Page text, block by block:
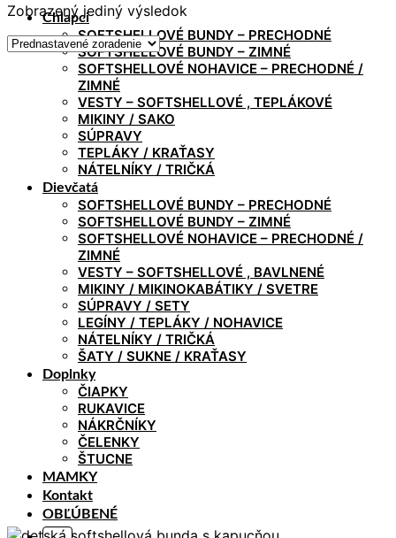
Chlapci
SOFTSHELLOVÉ BUNDY – PRECHODNÉ
SOFTSHELLOVÉ BUNDY – ZIMNÉ
SOFTSHELLOVÉ NOHAVICE – PRECHODNÉ /
ZIMNÉ
VESTY – SOFTSHELLOVÉ , TEPLÁKOVÉ
MIKINY / SAKO
SÚPRAVY
TEPLÁKY / KRAŤASY
NÁTELNÍKY / TRIČKÁ
Dievčatá
SOFTSHELLOVÉ BUNDY – PRECHODNÉ
SOFTSHELLOVÉ BUNDY – ZIMNÉ
SOFTSHELLOVÉ NOHAVICE – PRECHODNÉ /
ZIMNÉ
VESTY – SOFTSHELLOVÉ , BAVLNENÉ
MIKINY / MIKINOKABÁTIKY / SVETRE
SÚPRAVY / SETY
LEGÍNY / TEPLÁKY / NOHAVICE
NÁTELNÍKY / TRIČKÁ
ŠATY / SUKNE / KRAŤASY
Doplnky
ČIAPKY
RUKAVICE
NÁKRČNÍKY
ČELENKY
ŠTUCNE
MAMKY
Kontakt
OBĽÚBENÉ
Zobrazený jediný výsledok